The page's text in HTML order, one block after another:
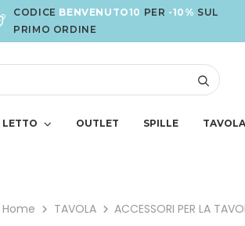
CODICE BENVENUTO10 PER -10% SUL
PRIMO ORDINE
LETTO OUTLET SPILLE TAVOLA
Home TAVOLA ACCESSORI PER LA